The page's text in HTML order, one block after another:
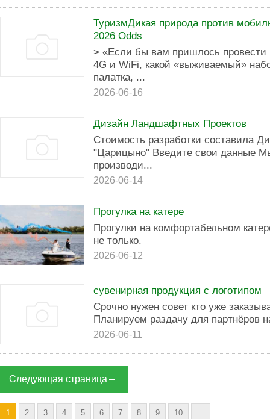
ТуризмДикая природа против
2026 Odds
> «Если бы вам пришлось провести
4G и WiFi, какой «выживаемый»
палатка, ...
2026-06-16
Дизайн Ландшафтных Проектов
Стоимость разработки составила
"Царицыно" Введите свои данные
производи...
2026-06-14
Прогулка на катере
Прогулки на комфортабельном
не только.
2026-06-12
сувенирная продукция с логотипом
Срочно нужен совет кто уже
Планируем раздачу для партнёров
2026-06-11
Следующая страница
1 2 3 4 5 6 7 8 9 10 ...